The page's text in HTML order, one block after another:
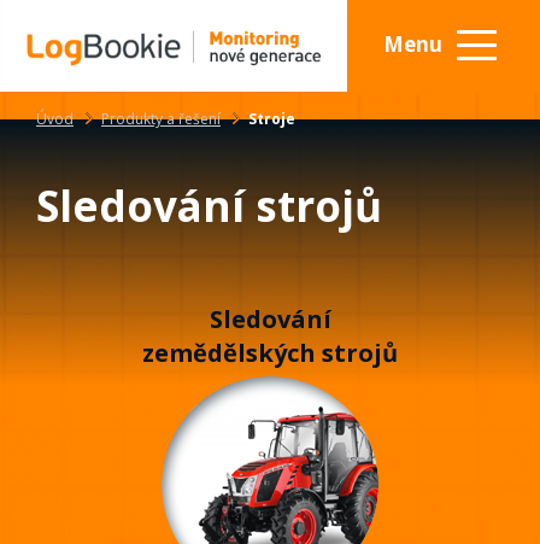
Menu
Úvod Produkty a řešení Stroje
Sledování strojů
Sledování
zemědělských strojů